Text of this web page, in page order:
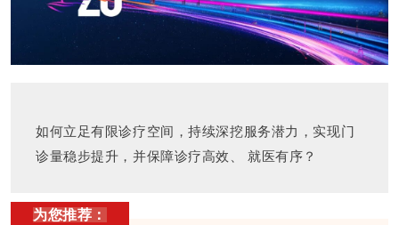
如何立足有限诊疗空间，持续深挖服务潜力，实现门
诊量稳步提升，并保障诊疗高效、 就医有序？
为您推荐：